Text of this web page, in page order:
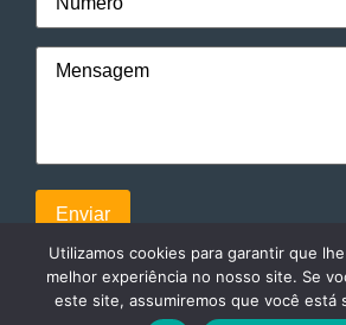
Utilizamos cookies para garantir que
melhor experiência no nosso site. Se
este site, assumiremos que você está